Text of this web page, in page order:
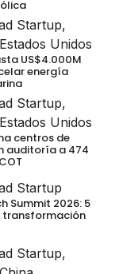
Startup,
Unidos
US$4.000M
energía
Startup,
Unidos
centros de
auditoría a 474
Startup
Summit 2026: 5
transformación
Startup,